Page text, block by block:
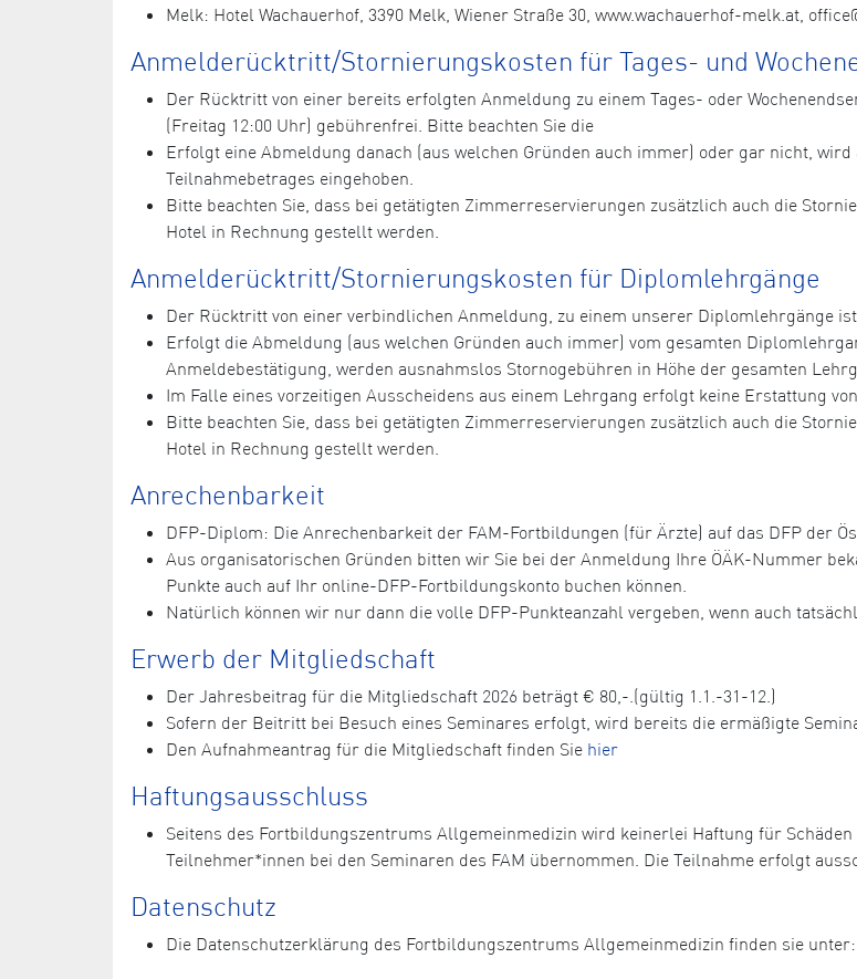
Melk: Hotel Wachauerhof, 3390 Melk, Wiener Straße 30, www.wachauerhof-melk.at,
Anmelderücktritt/Stornierungskosten für Tages- und
Der Rücktritt von einer bereits erfolgten Anmeldung zu einem Tages- oder
(Freitag 12:00 Uhr) gebührenfrei. Bitte beachten Sie die
Erfolgt eine Abmeldung danach (aus welchen Gründen auch immer) oder gar nicht,
Teilnahmebetrages eingehoben.
Bitte beachten Sie, dass bei getätigten Zimmerreservierungen zusätzlich auch die
Hotel in Rechnung gestellt werden.
Anmelderücktritt/Stornierungskosten für Diplomlehrgänge
Der Rücktritt von einer verbindlichen Anmeldung, zu einem unserer Diplomlehrgänge ist
Erfolgt die Abmeldung (aus welchen Gründen auch immer) vom gesamten
Anmeldebestätigung, werden ausnahmslos Stornogebühren in Höhe der gesamten
Im Falle eines vorzeitigen Ausscheidens aus einem Lehrgang erfolgt keine Erstattung
Bitte beachten Sie, dass bei getätigten Zimmerreservierungen zusätzlich auch die
Hotel in Rechnung gestellt werden.
Anrechenbarkeit
DFP-Diplom: Die Anrechenbarkeit der FAM-Fortbildungen (für Ärzte) auf das DFP der
Aus organisatorischen Gründen bitten wir Sie bei der Anmeldung Ihre ÖÄK-Nummer
Punkte auch auf Ihr online-DFP-Fortbildungskonto buchen können.
Natürlich können wir nur dann die volle DFP-Punkteanzahl vergeben, wenn auch
Erwerb der Mitgliedschaft
Der Jahresbeitrag für die Mitgliedschaft 2026 beträgt € 80,-.(gültig 1.1.-31-12.)
Sofern der Beitritt bei Besuch eines Seminares erfolgt, wird bereits die ermäßigte
Den Aufnahmeantrag für die Mitgliedschaft finden Sie hier
Haftungsausschluss
Seitens des Fortbildungszentrums Allgemeinmedizin wird keinerlei Haftung für
Teilnehmer*innen bei den Seminaren des FAM übernommen. Die Teilnahme erfolgt
Datenschutz
Die Datenschutzerklärung des Fortbildungszentrums Allgemeinmedizin finden sie unter: